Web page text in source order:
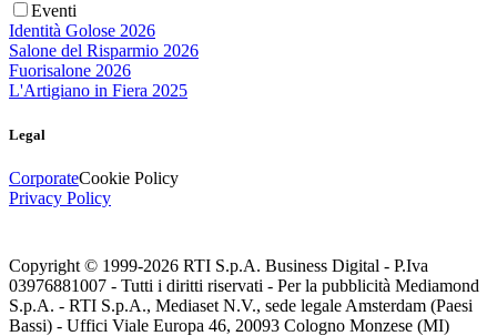
Eventi
Identità Golose 2026
Salone del Risparmio 2026
Fuorisalone 2026
L'Artigiano in Fiera 2025
Legal
CorporateCookie Policy
Privacy Policy
Copyright © 1999-2026 RTI S.p.A. Business Digital - P.Iva
03976881007 - Tutti i diritti riservati - Per la pubblicità Mediamond
S.p.A. - RTI S.p.A., Mediaset N.V., sede legale Amsterdam (Paesi
Bassi) - Uffici Viale Europa 46, 20093 Cologno Monzese (MI)